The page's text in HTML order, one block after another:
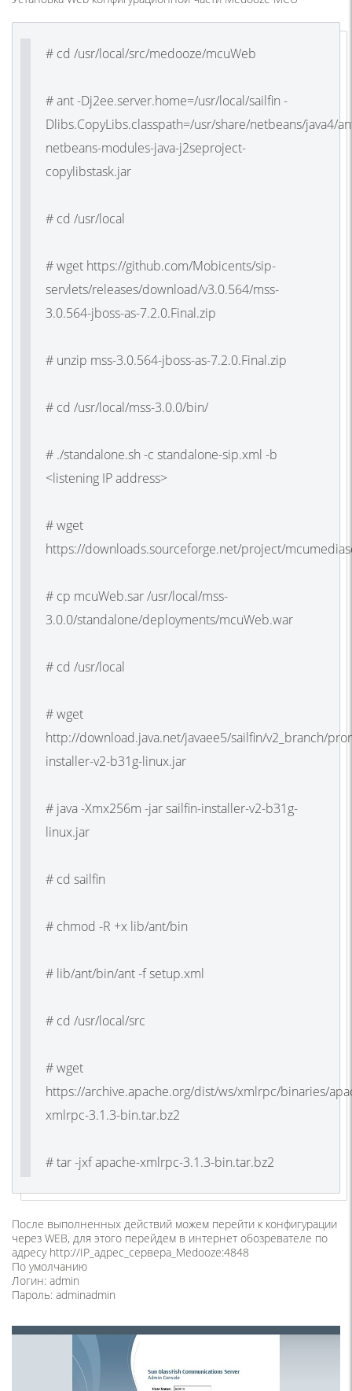
# cd /usr/local/src/medooze/mcuWeb
# ant -Dj2ee.server.home=/usr/local/sailfin -
Dlibs.CopyLibs.classpath=/usr/share/netbeans/java4/
netbeans-modules-java-j2seproject-
copylibstask.jar
# cd /usr/local
# wget https://github.com/Mobicents/sip-
servlets/releases/download/v3.0.564/mss-
3.0.564-jboss-as-7.2.0.Final.zip
# unzip mss-3.0.564-jboss-as-7.2.0.Final.zip
# cd /usr/local/mss-3.0.0/bin/
# ./standalone.sh -c standalone-sip.xml -b
<listening IP address>
# wget
https://downloads.sourceforge.net/project/
# cp mcuWeb.sar /usr/local/mss-
3.0.0/standalone/deployments/mcuWeb.war
# cd /usr/local
# wget
http://download.java.net/javaee5/sailfin/v2_branch/
installer-v2-b31g-linux.jar
# java -Xmx256m -jar sailfin-installer-v2-b31g-
linux.jar
# cd sailfin
# chmod -R +x lib/ant/bin
# lib/ant/bin/ant -f setup.xml
# cd /usr/local/src
# wget
https://archive.apache.org/dist/ws/xmlrpc/binaries/
xmlrpc-3.1.3-bin.tar.bz2
# tar -jxf apache-xmlrpc-3.1.3-bin.tar.bz2
После выполненных действий можем перейти к конфигурации
через WEB, для этого перейдем в интернет обозревателе по
адресу http://IP_адрес_сервера_Medooze:4848
По умолчанию
Логин: admin
Пароль: adminadmin